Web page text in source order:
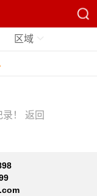
区域
！ 返回